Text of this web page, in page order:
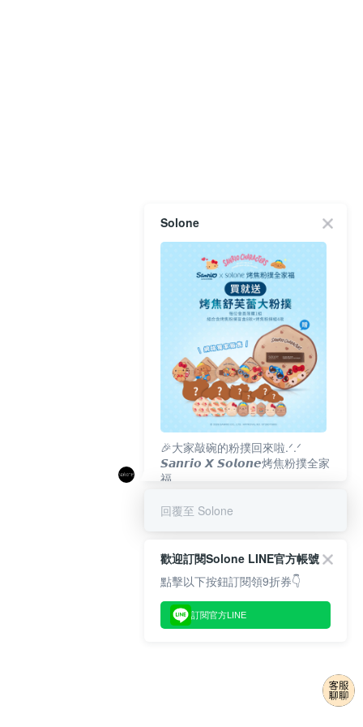
Solone
🎉大家敲碗的粉撲回來啦.ᐟ‪‪.ᐟ
𝙎𝙖𝙣𝙧𝙞𝙤 𝙓 𝙎𝙤𝙡𝙤𝙣𝙚烤焦粉撲全家
福
回覆至 Solone
歡迎訂閱Solone LINE官方帳號
點擊以下按鈕訂閱領9折券👇
訂閱官方LINE